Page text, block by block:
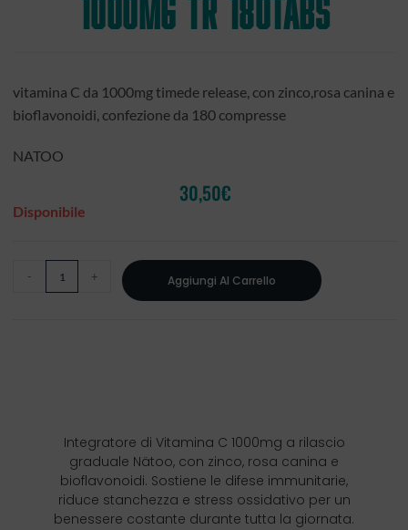
1000mg TR 180tabs
vitamina C da 1000mg timede release, con zinco,rosa canina e
bioflavonoidi, confezione da 180 compresse
NATOO
30,50€
Disponibile
- + Aggiungi Al Carrello
Integratore di Vitamina C 1000mg a rilascio
graduale Nätoo, con zinco, rosa canina e
bioflavonoidi. Sostiene le difese immunitarie,
riduce stanchezza e stress ossidativo per un
benessere costante durante tutta la giornata.